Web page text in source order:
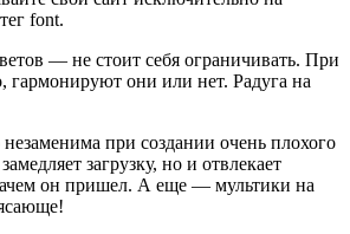
font.
— не стоит себя ограничивать. При
гармонируют они или нет. Радуга на
при создании очень плохого
загрузку, но и отвлекает
он пришел. А еще — мультики на